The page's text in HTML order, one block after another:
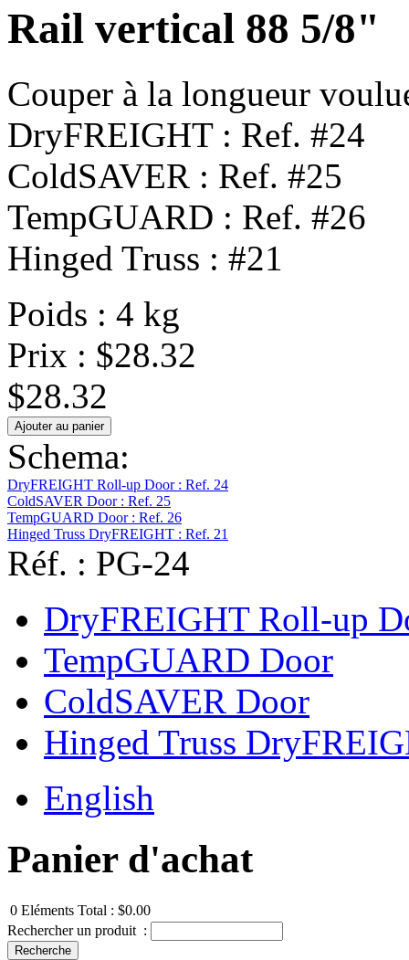
Rail vertical 88 5/8"
Couper à la longueur
DryFREIGHT : Ref. #24
ColdSAVER : Ref. #25
TempGUARD : Ref. #26
Hinged Truss : #21
Poids : 4 kg
Prix : $28.32
$28.32
Schema:
DryFREIGHT Roll-up Door : Ref. 24
ColdSAVER Door : Ref. 25
TempGUARD Door : Ref. 26
Hinged Truss DryFREIGHT : Ref. 21
Réf. : PG-24
DryFREIGHT Roll-up
TempGUARD Door
ColdSAVER Door
Hinged Truss
English
Panier d'achat
0 Eléments Total : $0.00
Rechercher un produit :